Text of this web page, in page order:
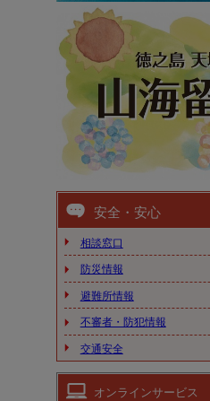
安全・安心
相談窓口
防災情報
避難所情報
不審者・防犯情報
交通安全
オンラインサービス